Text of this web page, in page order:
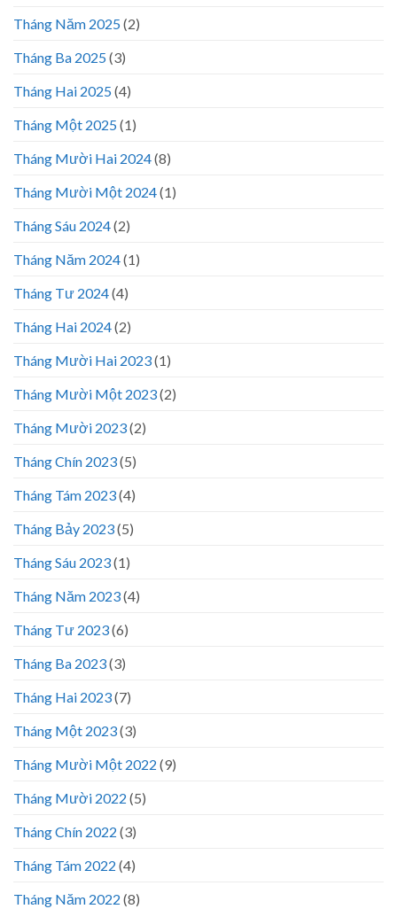
Tháng Năm 2025(2)
Tháng Ba 2025(3)
Tháng Hai 2025(4)
Tháng Một 2025(1)
Tháng Mười Hai 2024(8)
Tháng Mười Một 2024(1)
Tháng Sáu 2024(2)
Tháng Năm 2024(1)
Tháng Tư 2024(4)
Tháng Hai 2024(2)
Tháng Mười Hai 2023(1)
Tháng Mười Một 2023(2)
Tháng Mười 2023(2)
Tháng Chín 2023(5)
Tháng Tám 2023(4)
Tháng Bảy 2023(5)
Tháng Sáu 2023(1)
Tháng Năm 2023(4)
Tháng Tư 2023(6)
Tháng Ba 2023(3)
Tháng Hai 2023(7)
Tháng Một 2023(3)
Tháng Mười Một 2022 (9)
Tháng Mười 2022 (5)
Tháng Chín 2022 (3)
Tháng Tám 2022 (4)
Tháng Năm 2022 (8)